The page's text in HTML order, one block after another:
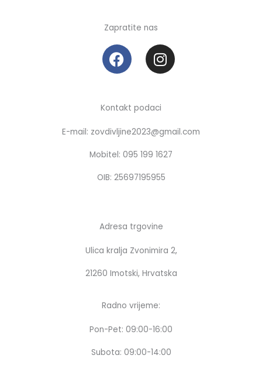
Zapratite nas
F
a
c
b
o
o
k
I
n
s
a
g
r
a
m
Kontakt podaci
E-mail: zovdivljine2023@gmail.com
Mobitel: 095 199 1627
OIB: 25697195955
Adresa trgovine
Ulica kralja Zvonimira 2,
21260 Imotski, Hrvatska
Radno vrijeme:
Pon-Pet: 09:00-16:00
Subota: 09:00-14:00